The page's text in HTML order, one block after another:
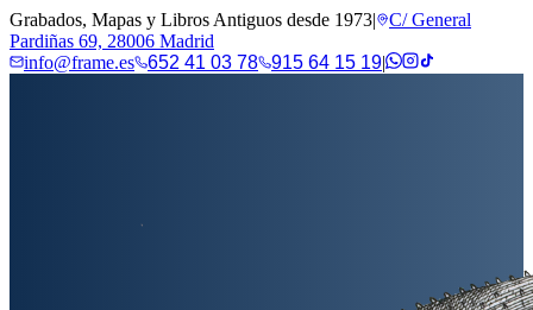
Grabados, Mapas y Libros Antiguos desde 1973|
C/ General
Pardiñas 69, 28006 Madrid
info@frame.es
652 41 03 78 915 64 15 19|